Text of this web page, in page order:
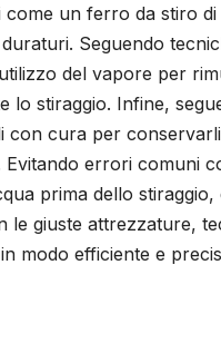
un ferro da stiro
Seguendo
del vapore per
lo stiraggio. Infine,
cura per
errori comuni
prima dello
le giuste attrezzature,
modo efficiente e